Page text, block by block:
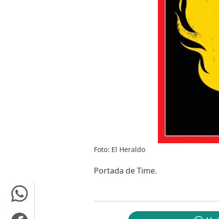
Foto: El Heraldo
Portada de Time.